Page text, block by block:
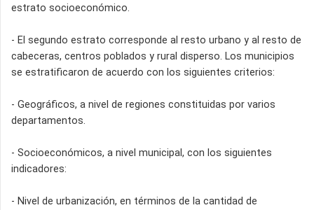
estrato socioeconómico.
- El segundo estrato corresponde al resto urbano y al resto de
cabeceras, centros poblados y rural disperso. Los municipios
se estratificaron de acuerdo con los siguientes criterios:
- Geográficos, a nivel de regiones constituidas por varios
departamentos.
- Socioeconómicos, a nivel municipal, con los siguientes
indicadores:
- Nivel de urbanización, en términos de la cantidad de